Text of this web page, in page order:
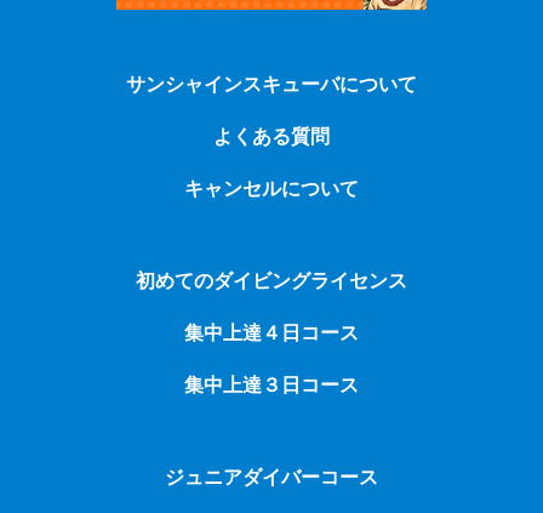
サンシャインスキューバについて
よくある質問
キャンセルについて
初めてのダイビングライセンス
集中上達４日コース
集中上達３日コース
ジュニアダイバーコース